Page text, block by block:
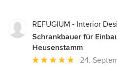
REFUGIUM - Interior
Schrankbauer für
Heusenstamm
Durchschnittliche
24.